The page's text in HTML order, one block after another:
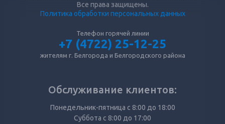
Все права защищены.
Политика обработки персональных данных
Телефон горячей линии
+7 (4722) 25-12-25
жителям г. Белгорода и Белгородского района
Обслуживание клиентов:
Понедельник-пятница с 8:00 до 18:00
Суббота с 8:00 до 17:00